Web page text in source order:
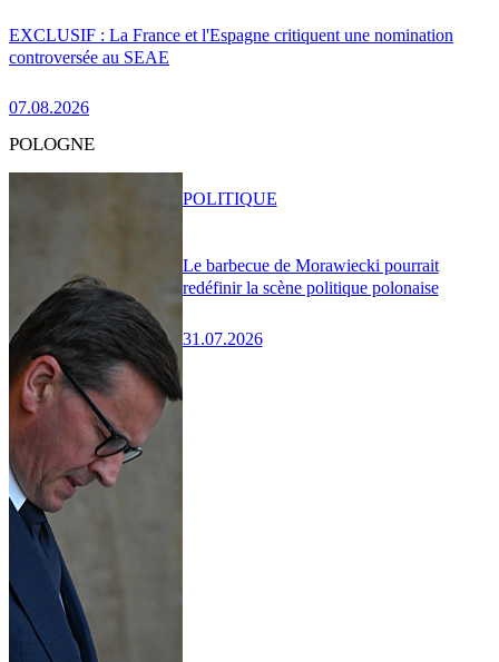
EXCLUSIF : La France et l'Espagne critiquent une nomination
controversée au SEAE
07.08.2026
POLOGNE
Le barbecue de Morawiecki pourrait
redéfinir la scène politique polonaise
31.07.2026
POLITIQUE